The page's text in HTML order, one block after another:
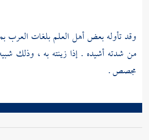
وقد تأوله بعض أهل العلم بلغات العرب
من شدته أشيده . إذا زينته به ، وذلك
مجصص .